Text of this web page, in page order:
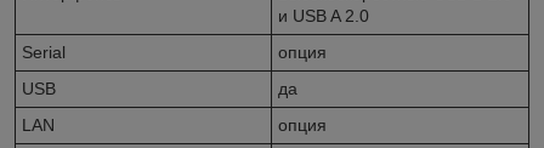
и USB A 2.0
Serial
опция
USB
да
LAN
опция